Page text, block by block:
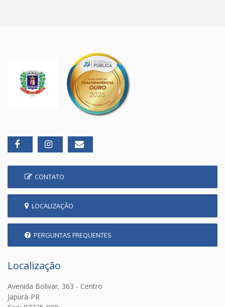
CONTATO
LOCALIZAÇÃO
PERGUNTAS FREQUENTES
Localização
Avenida Bolivar, 363 - Centro
Japurá-PR